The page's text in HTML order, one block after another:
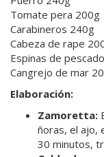
Tomate pera 200g
Carabineros 240g
Cabeza de rape
Espinas de
Cangrejo de mar
Elaboración:
Zamoretta:
ñoras, el ajo,
30 minutos,